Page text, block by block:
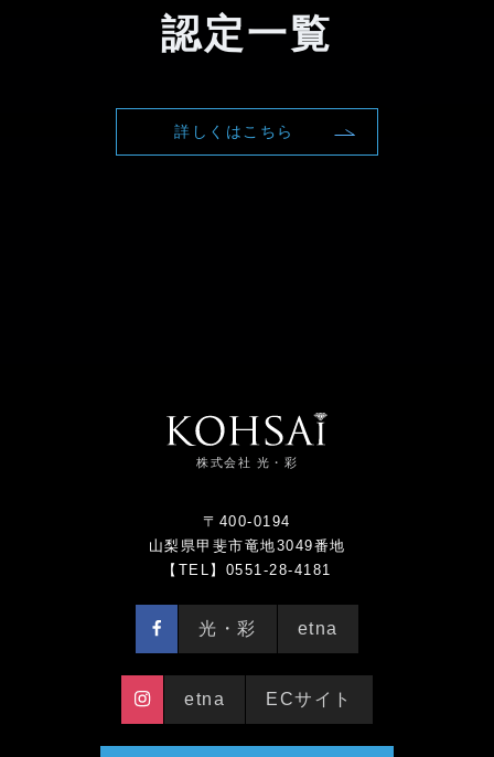
認定一覧
詳しくはこちら
株式会社 光・彩
〒400-0194
山梨県甲斐市竜地3049番地
【TEL】0551-28-4181
光・彩 etna
etna ECサイト